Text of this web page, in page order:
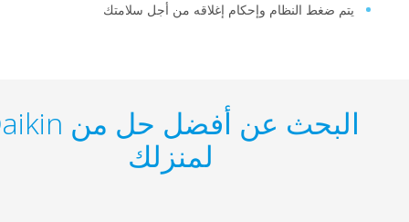
ضغط النظام وإحكام إغلاقه من أجل سلامتك
البحث عن أفضل حل من Daikin
لمنزلك